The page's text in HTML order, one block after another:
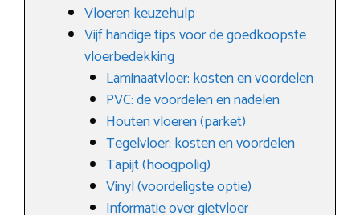
Vloeren keuzehulp
Vijf handige tips voor de goedkoopste
vloerbedekking
Laminaatvloer: kosten en voordelen
PVC: de voordelen en nadelen
Houten vloeren (parket)
Tegelvloer: kosten en voordelen
Tapijt (hoogpolig)
Vinyl (voordeligste optie)
Informatie over gietvloer